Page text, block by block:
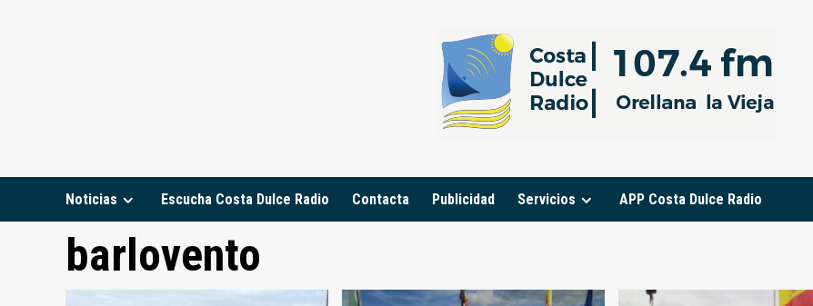
Noticias Escucha Costa Dulce Radio Contacta Publicidad Servicios APP Costa Dulce Radio
barlovento